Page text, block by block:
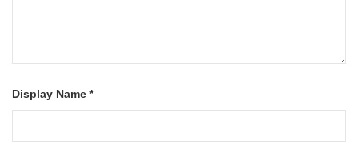
Display Name *